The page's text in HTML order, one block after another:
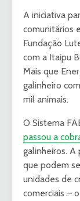
A iniciativa
comunitários
Fundação
com a Itaipu
Mais que
galinheiro
mil animais.
O Sistema
passou a
galinheiros. A
que podem
unidades de
comerciais –